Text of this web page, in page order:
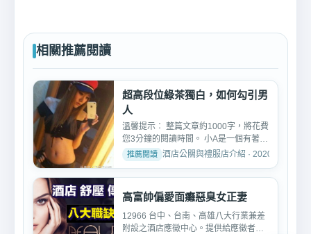
相關推薦閱讀
超高段位綠茶獨白，如何勾引男
人
溫馨提示︰ 整篇文章約1000字，將花費
您3分鐘的閱讀時間。 小A是一個有著與
她25歲年齡不符的閱歷...
酒店公關與禮服店介紹 · 2020-07-12
高富帥偏愛面癱惡臭女正妻
12966 台中、台南、高雄八大行業兼差
附設之酒店應徵中心。提供給應徵者酒